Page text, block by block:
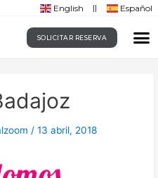
English Español
SOLICITAR RESERVA
/13 abril, 2018